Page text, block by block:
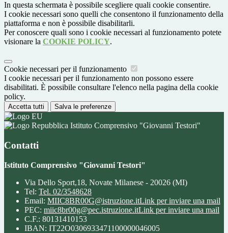
In questa schermata è possibile scegliere quali cookie consentire.
I cookie necessari sono quelli che consentono il funzionamento della
piattaforma e non è possibile disabilitarli.
Per conoscere quali sono i cookie necessari al funzionamento potete
visionare la COOKIE POLICY.
Cookie necessari per il funzionamento
I cookie necessari per il funzionamento non possono essere
disabilitati. È possibile consultare l'elenco nella pagina della cookie
policy.
Accetta tutti Salva le preferenze
Istituto Comprensivo "Giovanni Testori"
Contatti
Istituto Comprensivo "Giovanni Testori"
Via Dello Sport,18, Novate Milanese - 20026 (MI)
Tel: Tel. 02/3548628
Email: MIIC8BR00G@istruzione.itLink per inviare una mail
PEC: miic8br00g@pec.istruzione.itLink per inviare una mail
C.F.: 80131410153
IBAN: IT22O0306933471100000046005